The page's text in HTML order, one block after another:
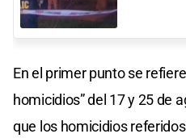
En el primer punto se
homicidios” del 17 y 25 de
que los homicidios